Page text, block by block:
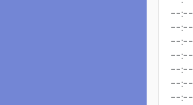
--:--
--:--
--:--
--:--
--:--
--:--
--:--